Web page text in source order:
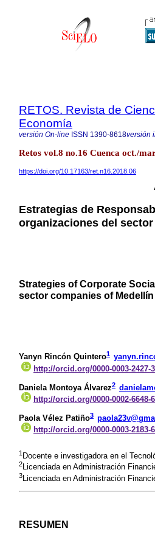
RETOS. Revista de
Economía
versión On-line ISSN 1390-8618versión
Retos vol.8 no.16 Cuenca oct./
https://doi.org/10.17163/ret.n16.2018.06
Estrategias de
organizaciones del
Strategies of Corporate
sector companies of Medellín
Yanyn Rincón Quintero1
http://orcid.org/0000-0003-2427-
Daniela Montoya Álvarez2
http://orcid.org/0000-0002-6648-
Paola Vélez Patiño3
http://orcid.org/0000-0003-2183-
1 Docente e investigadora en el
2Licenciada en Administración
3 Licenciada en Administración
RESUMEN